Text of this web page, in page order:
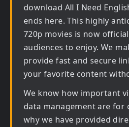
download All I Need
ends here. This highly
720p movies is now
audiences to enjoy. We
provide fast and secure
your favorite content
We know how important
data management are for
why we have provided